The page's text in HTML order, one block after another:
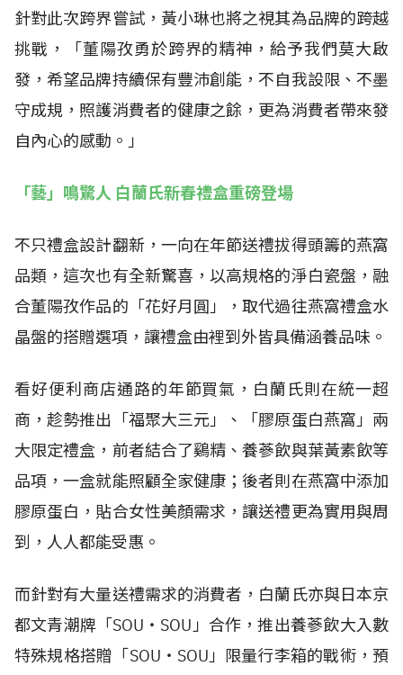
針對此次跨界嘗試，黃小琳也將之視其為品牌的跨越
挑戰，「董陽孜勇於跨界的精神，給予我們莫大啟
發，希望品牌持續保有豐沛創能，不自我設限、不墨
守成規，照護消費者的健康之餘，更為消費者帶來發
自內心的感動。」
「藝」鳴驚人 白蘭氏新春禮盒重磅登場
不只禮盒設計翻新，一向在年節送禮拔得頭籌的燕窩
品類，這次也有全新驚喜，以高規格的淨白瓷盤，融
合董陽孜作品的「花好月圓」，取代過往燕窩禮盒水
晶盤的搭贈選項，讓禮盒由裡到外皆具備涵養品味。
看好便利商店通路的年節買氣，白蘭氏則在統一超
商，趁勢推出「福聚大三元」、「膠原蛋白燕窩」兩
大限定禮盒，前者結合了鷄精、養蔘飲與葉黃素飲等
品項，一盒就能照顧全家健康；後者則在燕窩中添加
膠原蛋白，貼合女性美顏需求，讓送禮更為實用與周
到，人人都能受惠。
而針對有大量送禮需求的消費者，白蘭氏亦與日本京
都文青潮牌「SOU‧SOU」合作，推出養蔘飲大入數
特殊規格搭贈「SOU‧SOU」限量行李箱的戰術，預